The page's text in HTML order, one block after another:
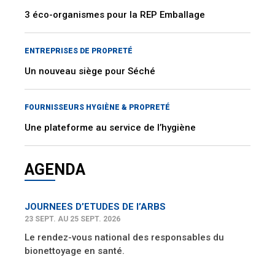
3 éco-organismes pour la REP Emballage
ENTREPRISES DE PROPRETÉ
Un nouveau siège pour Séché
FOURNISSEURS HYGIÈNE & PROPRETÉ
Une plateforme au service de l’hygiène
AGENDA
JOURNEES D’ETUDES DE l’ARBS
23 SEPT. AU 25 SEPT. 2026
Le rendez-vous national des responsables du
bionettoyage en santé.